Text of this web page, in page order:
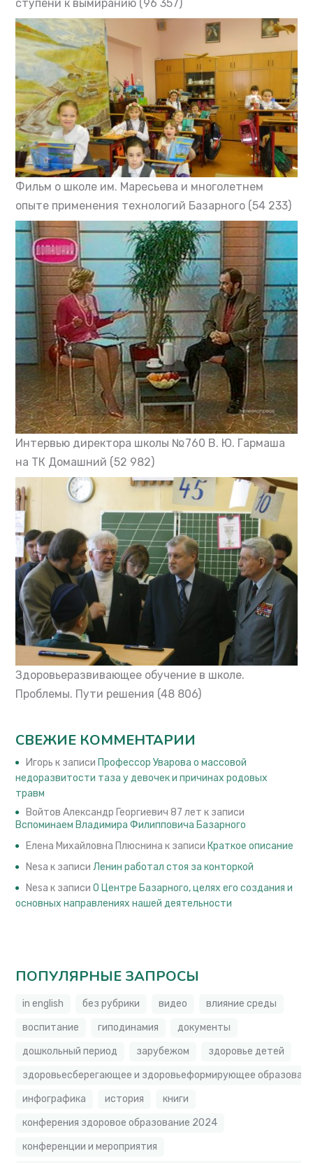
ступени к вымиранию (96 357)
Фильм о школе им. Маресьева и многолетнем
опыте применения технологий Базарного (54 233)
Интервью директора школы №760 В. Ю. Гармаша
на ТК Домашний (52 982)
Здоровьеразвивающее обучение в школе.
Проблемы. Пути решения (48 806)
СВЕЖИЕ КОММЕНТАРИИ
Игорь к записи Профессор Уварова о массовой
недоразвитости таза у девочек и причинах родовых
травм
Войтов Александр Георгиевич 87 лет к записи
Вспоминаем Владимира Филипповича Базарного
Елена Михайловна Плюснина к записи Краткое описание
Nesa к записиЛенин работал стоя за конторкой
Nesa к записиО Центре Базарного, целях его создания и
основных направлениях нашей деятельности
ПОПУЛЯРНЫЕ ЗАПРОСЫ
in english без рубрики видео
влияние среды
воспитание
гиподинамия
документы
дошкольный период
зарубежом
здоровье детей
здоровьесберегающее и здоровьеформирующее
инфографика
история
книги
конферения здоровое образование 2024
конференции и мероприятия